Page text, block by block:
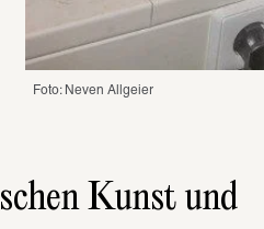
Foto: Neven Allgeier
Kunst und